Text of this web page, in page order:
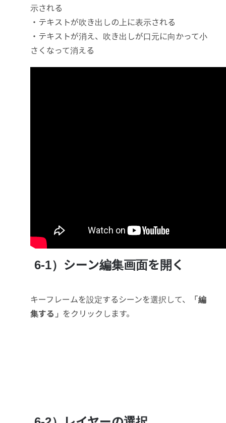
示される
・テキストが吹き出しの上に表示される
・テキストが消え、吹き出しが口元に向かって小
さくなって消える
6-1）シーン編集画面を開く
キーフレームを設定するシーンを選択して、
「編
集する」 をクリックします。